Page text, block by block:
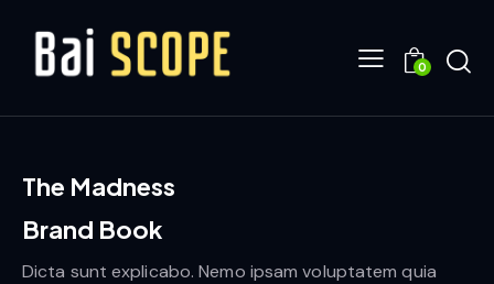
0
The Madness
Brand Book
Dicta sunt explicabo. Nemo ipsam voluptatem quia